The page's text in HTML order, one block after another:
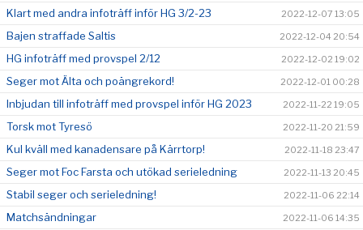
Klart med andra infoträff inför HG 3/2-23 2022-12-07 13:05
Bajen straffade Saltis 2022-12-04 20:54
HG infoträff med provspel 2/12 2022-12-02 19:02
Seger mot Älta och poängrekord! 2022-12-01 00:28
Inbjudan till infoträff med provspel inför HG 2023 2022-11-22 19:05
Torsk mot Tyresö 2022-11-20 21:59
Kul kväll med kanadensare på Kärrtorp! 2022-11-18 23:47
Seger mot Foc Farsta och utökad serieledning 2022-11-13 20:45
Stabil seger och serieledning! 2022-11-06 22:14
Matchsändningar 2022-11-06 14:35